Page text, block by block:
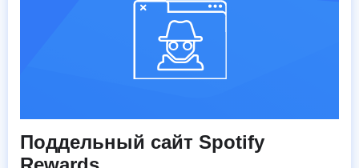
Поддельный сайт Spotify